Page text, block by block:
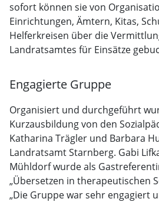
sofort können sie von
Einrichtungen, Ämtern, Kitas,
Helferkreisen über die
Landratsamtes für Einsätze
Engagierte Gruppe
Organisiert und durchgeführt
Kurzausbildung von den
Katharina Trägler und Barbara
Landratsamt Starnberg. Gabi
Mühldorf wurde als
„Übersetzen in therapeutischen
„Die Gruppe war sehr engagiert